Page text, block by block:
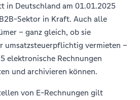
in Deutschland am 01.01.2025
Sektor in Kraft. Auch alle
– ganz gleich, ob sie
umsatzsteuerpflichtig vermieten –
elektronische Rechnungen
und archivieren können.
von E-Rechnungen gilt